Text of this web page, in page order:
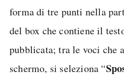
forma di tre punti nella
del box che contiene il
pubblicata; tra le voci che
schermo, si seleziona “